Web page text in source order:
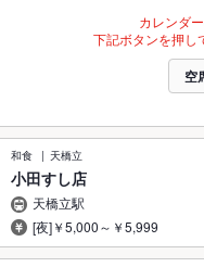
カレンダ
下記ボタンを押し
空
和食 天橋立
小田すし店
天橋立駅
[夜]￥5,000～￥5,999